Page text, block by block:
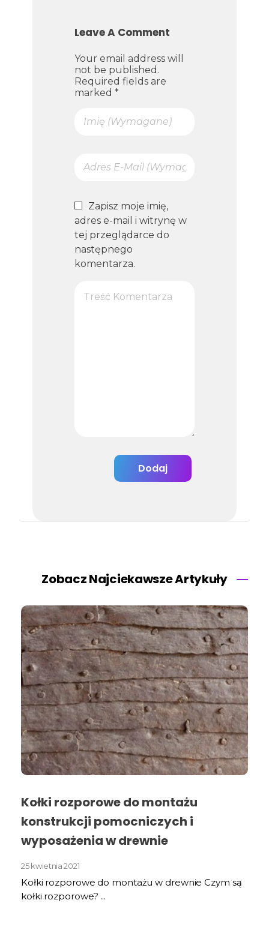
Leave A Comment
Your email address will
not be published.
Required fields are
marked *
Zapisz moje imię,
adres e-mail i witrynę w
tej przeglądarce do
następnego
komentarza.
Zobacz Najciekawsze Artykuły
Kołki rozporowe do montażu
konstrukcji pomocniczych i
wyposażenia w drewnie
25 kwietnia 2021
Kołki rozporowe do montażu w drewnie Czym są
kołki rozporowe? ...